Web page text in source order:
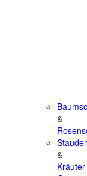
&
&
Kräuter